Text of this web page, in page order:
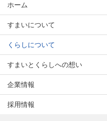
ホーム
すまいについて
くらしについて
すまいとくらしへの想い
企業情報
採用情報